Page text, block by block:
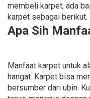
membeli karpet, ada
karpet sebagai berikut.
Apa Sih
Manfaat karpet untuk
hangat. Karpet bisa
bersumber dari ubin.